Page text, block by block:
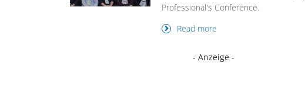
Professional's Conference.
Read more
- Anzeige -